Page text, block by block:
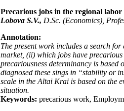
Precarious jobs in the regional
Lobova S.V., D.Sc. (Economics),
Annotation:
The present work includes a search
market, (ii) which jobs have
precariousness determinancy is
diagnosed these sings in “stability or
scale in the Altai Krai is based on the
situation.
Keywords: precarious work,